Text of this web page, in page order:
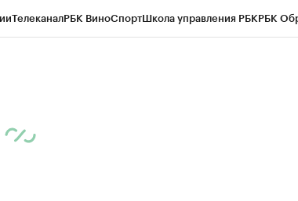
ТелеканалРБК ВиноСпортШкола управления РБКРБК